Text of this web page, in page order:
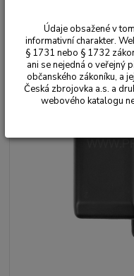
Údaje obsažené v
informativní charakter.
§ 1731 nebo § 1732
ani se nejedná o veřejný
občanského zákoníku, a
Česká zbrojovka a.s. a
webového katalogu